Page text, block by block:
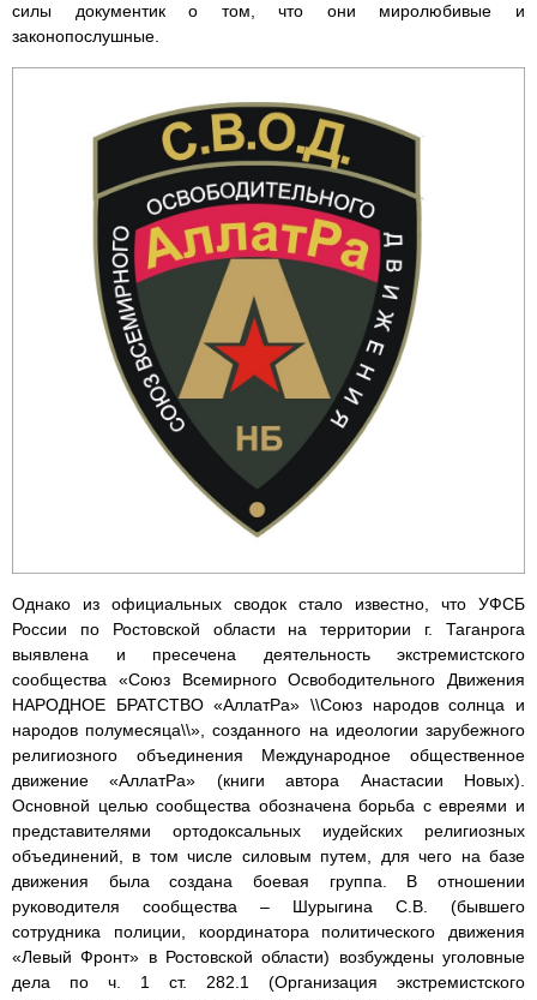
силы документик о том, что они миролюбивые и
законопослушные.
Однако из официальных сводок стало известно, что УФСБ
России по Ростовской области на территории г. Таганрога
выявлена и пресечена деятельность экстремистского
сообщества «Союз Всемирного Освободительного Движения
НАРОДНОЕ БРАТСТВО «АллатРа» \\Союз народов солнца и
народов полумесяца\\», созданного на идеологии зарубежного
религиозного объединения Международное общественное
движение «АллатРа» (книги автора Анастасии Новых).
Основной целью сообщества обозначена борьба с евреями и
представителями ортодоксальных иудейских религиозных
объединений, в том числе силовым путем, для чего на базе
движения была создана боевая группа. В отношении
руководителя сообщества – Шурыгина С.В. (бывшего
сотрудника полиции, координатора политического движения
«Левый Фронт» в Ростовской области) возбуждены уголовные
дела по ч. 1 ст. 282.1 (Организация экстремистского